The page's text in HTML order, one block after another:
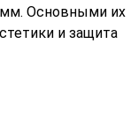
Основными их
и защита